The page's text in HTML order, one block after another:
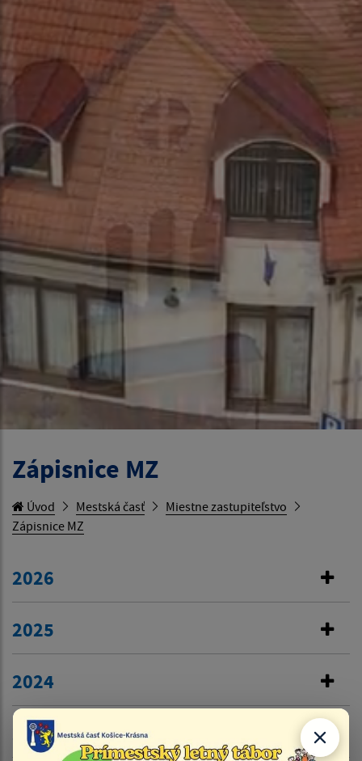
Zápisnice MZ
Úvod Mestská časť
Miestne zastupiteľstvo
Zápisnice MZ
2026
2025
2024
2023